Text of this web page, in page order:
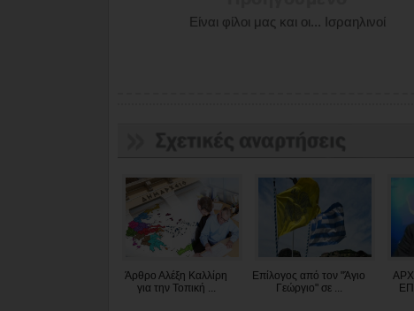
Είναι φίλοι μας και οι... Ισραηλινοί
Άρθρο Αλέξη Καλλίρη
για την Τοπική ...
Επίλογος από τον "Άγιο
Γεώργιο" σε ...